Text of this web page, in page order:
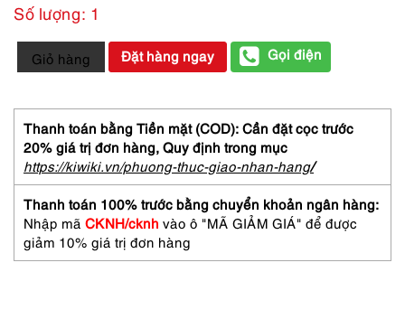
Số lượng: 1
4337-
Túi
chéo-
BOX
21
Japan
leather
crossbody
bag-
Khá
mới
Giỏ hàng Đặt hàng ngay Gọi điện
Thanh toán bằng Tiền mặt (COD): Cần đặt cọc trước
20% giá trị đơn hàng, Quy định trong mục
https://kiwiki.vn/phuong-thuc-giao-nhan-hang/
Thanh toán 100% trước bằng chuyển khoản ngân hàng:
Nhập mã CKNH/cknh vào ô "MÃ GIẢM GIÁ" để được
giảm 10% giá trị đơn hàng